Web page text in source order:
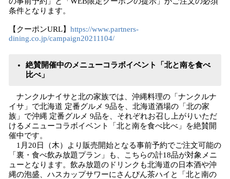
条件となります。
【クーポンURL】 https://www.partners-
dining.co.jp/campaign20211104/
絶賛開催中のメニューコラボイベント「北と南を食べ
比べ」
ナンクルナイサと北の家族では、沖縄料理の「ナンクルナ
イサ」で北海道 定番グルメ 9品を、北海道酒場の「北の家
族」で沖縄 定番グルメ 9品を、それぞれお召し上がりいただ
けるメニューコラボイベント「北と南を食べ比べ」を絶賛開
催中です。
1月20日（木）より販売開始となる事前予約でご注文可能の
「裏・食べ飲み放題プラン」も、こちらの計18品が対象メニ
ューとなります。飲み放題のドリンクも北海道の日本酒や沖
縄の泡盛、ハスカップサワーにさんぴん茶ハイと「北と南の